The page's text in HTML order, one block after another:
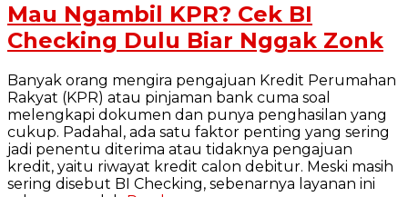
Mau Ngambil KPR? Cek BI
Checking Dulu Biar Nggak Zonk
Banyak orang mengira pengajuan Kredit Perumahan
Rakyat (KPR) atau pinjaman bank cuma soal
melengkapi dokumen dan punya penghasilan yang
cukup. Padahal, ada satu faktor penting yang sering
jadi penentu diterima atau tidaknya pengajuan
kredit, yaitu riwayat kredit calon debitur. Meski masih
sering disebut BI Checking, sebenarnya layanan ini